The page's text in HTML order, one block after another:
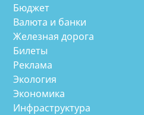
Бюджет
Валюта и банки
Железная дорога
Билеты
Реклама
Экология
Экономика
Инфраструктура